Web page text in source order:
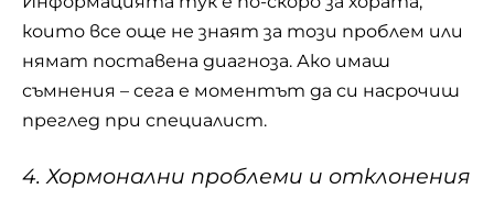
които все още не знаят за този проблем или
нямат поставена диагноза. Ако имаш
съмнения – сега е моментът да си насрочиш
преглед при специалист.
4. Хормонални проблеми и отклонения